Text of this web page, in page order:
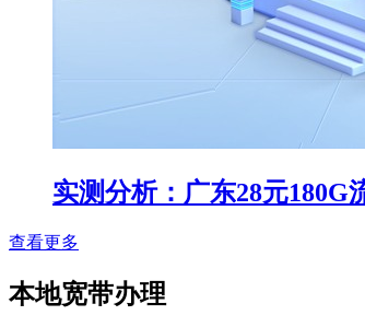
实测分析：广东28元180G
查看更多
本地宽带办理